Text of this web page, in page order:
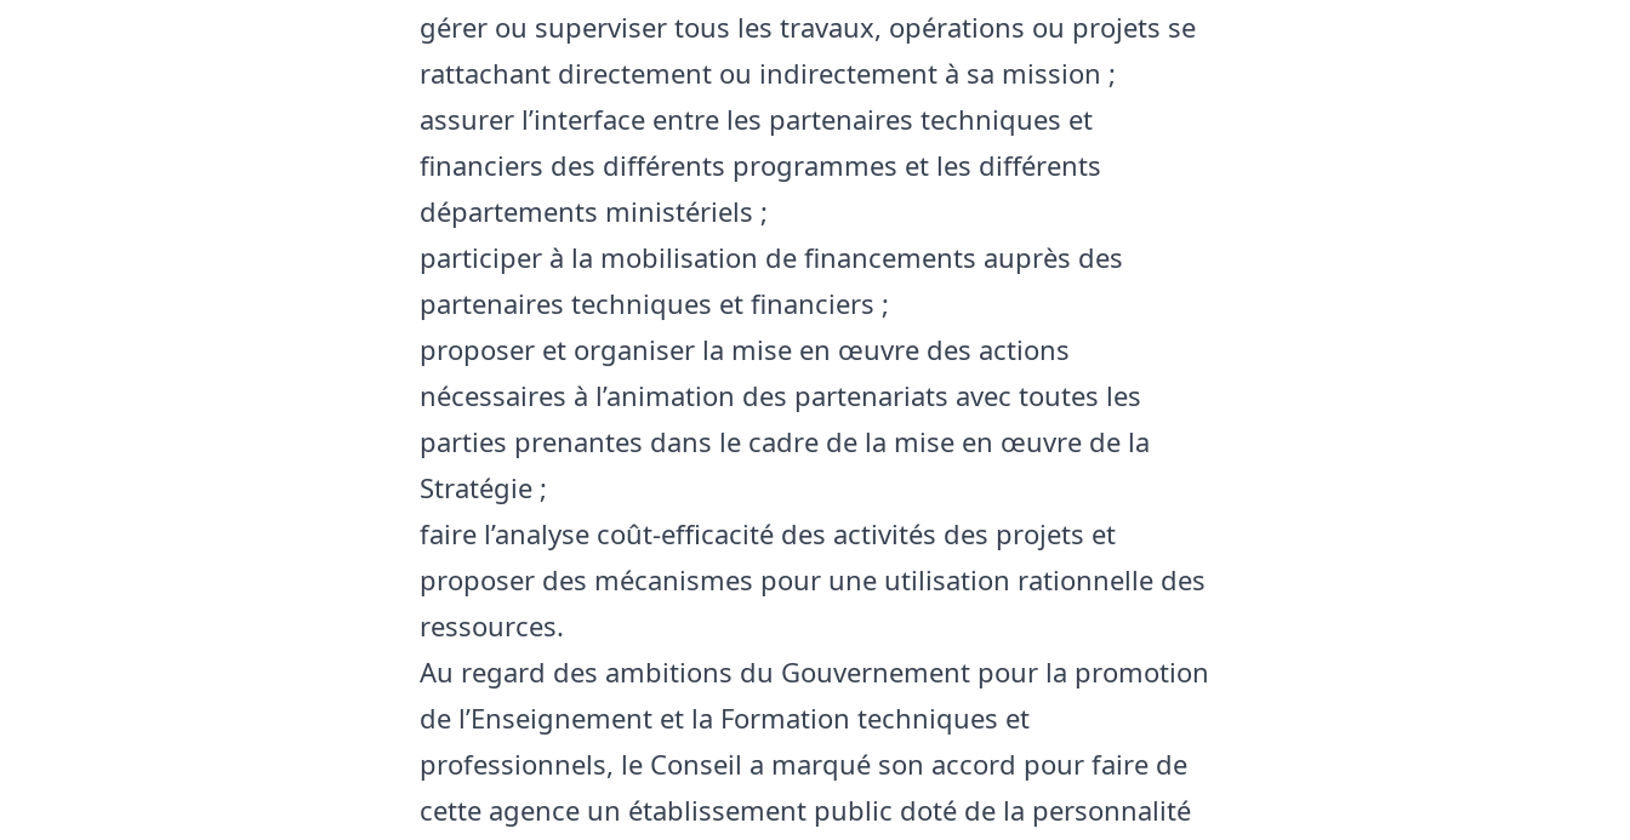
gérer ou superviser tous les travaux, opérations ou projets se
rattachant directement ou indirectement à sa mission ;
assurer l’interface entre les partenaires techniques et
financiers des différents programmes et les différents
départements ministériels ;
participer à la mobilisation de financements auprès des
partenaires techniques et financiers ;
proposer et organiser la mise en œuvre des actions
nécessaires à l’animation des partenariats avec toutes les
parties prenantes dans le cadre de la mise en œuvre de la
Stratégie ;
faire l’analyse coût-efficacité des activités des projets et
proposer des mécanismes pour une utilisation rationnelle des
ressources.
Au regard des ambitions du Gouvernement pour la promotion
de l’Enseignement et la Formation techniques et
professionnels, le Conseil a marqué son accord pour faire de
cette agence un établissement public doté de la personnalité